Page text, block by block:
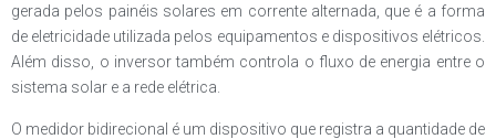
gerada pelos painéis solares em corrente alternada, que é a forma
de eletricidade utilizada pelos equipamentos e dispositivos elétricos.
Além disso, o inversor também controla o fluxo de energia entre o
sistema solar e a rede elétrica.
O medidor bidirecional é um dispositivo que registra a quantidade de